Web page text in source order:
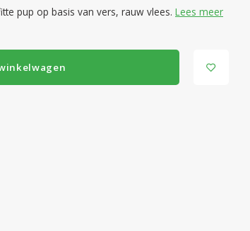
pup op basis van vers, rauw vlees. Lees meer